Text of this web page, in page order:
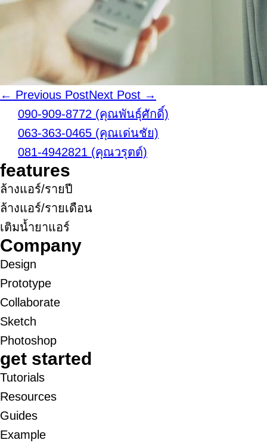
Post
Navigation
← Previous PostNext Post →
090-909-8772 (คุณพันธุ์ศักดิ์)
063-363-0465 (คุณเด่นชัย)
081-4942821 (คุณวรุตต์)
features
ล้างแอร์/รายปี
ล้างแอร์/รายเดือน
เติมน้ำยาแอร์
Company
Design
Prototype
Collaborate
Sketch
Photoshop
get started
Tutorials
Resources
Guides
Example